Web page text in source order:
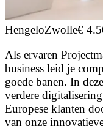
HengeloZwolle€
Als ervaren
business leid je
goede banen. In
verdere
Europese klanten
van onze